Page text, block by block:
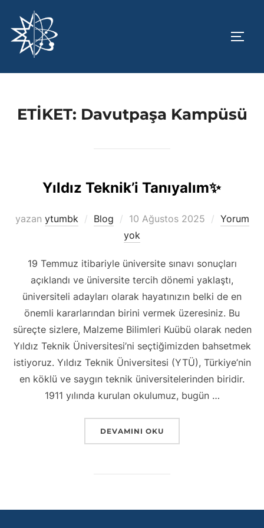
ETIKET: Davutpaşa Kampüsü
Yıldız Teknik’i Tanıyalım✨️
yazan ytumbk Blog
Yayımlanma
tarihi
10 Ağustos 2025
Yorum
yok
19 Temmuz itibariyle üniversite sınavı sonuçları
açıklandı ve üniversite tercih dönemi yaklaştı,
üniversiteli adayları olarak hayatınızın belki de en
önemli kararlarından birini vermek üzeresiniz. Bu
süreçte sizlere, Malzeme Bilimleri Kuübü olarak neden
Yıldız Teknik Üniversitesi’ni seçtiğimizden bahsetmek
istiyoruz. Yıldız Teknik Üniversitesi (YTÜ), Türkiye’nin
en köklü ve saygın teknik üniversitelerinden biridir.
1911 yılında kurulan okulumuz, bugün …
“YILDIZ TEKNIK’I TANIYALIM✨️”
DEVAMINI OKU